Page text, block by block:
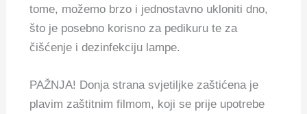
tome, možemo brzo i jednostavno ukloniti dno,
što je posebno korisno za pedikuru te za
čišćenje i dezinfekciju lampe.
PAŽNJA! Donja strana svjetiljke zaštićena je
plavim zaštitnim filmom, koji se prije upotrebe